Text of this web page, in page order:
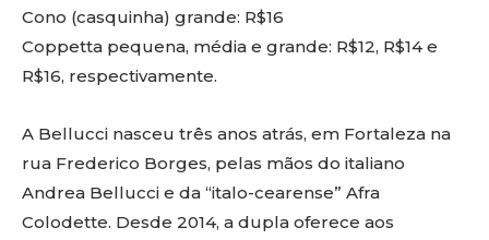
Cono (casquinha) grande: R$16
Coppetta pequena, média e grande: R$12, R$14 e
R$16, respectivamente.
A Bellucci nasceu três anos atrás, em Fortaleza na
rua Frederico Borges, pelas mãos do italiano
Andrea Bellucci e da “italo-cearense” Afra
Colodette. Desde 2014, a dupla oferece aos